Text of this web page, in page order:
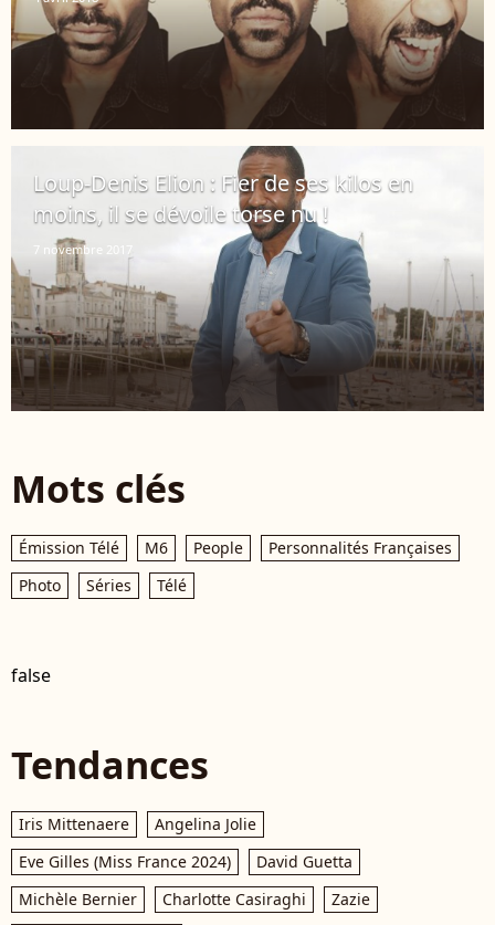
Loup-Denis Elion : Fier de ses kilos en
moins, il se dévoile torse nu !
7 novembre 2017
Mots clés
Émission Télé M6 People
Personnalités Françaises
Photo
Séries Télé
false
Tendances
Iris Mittenaere
Angelina Jolie
Eve Gilles (Miss France 2024)
David Guetta
Michèle Bernier
Charlotte Casiraghi
Zazie